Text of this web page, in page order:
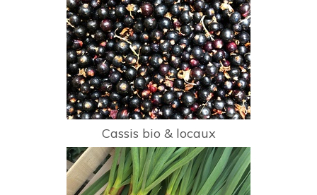
Cassis bio & locaux